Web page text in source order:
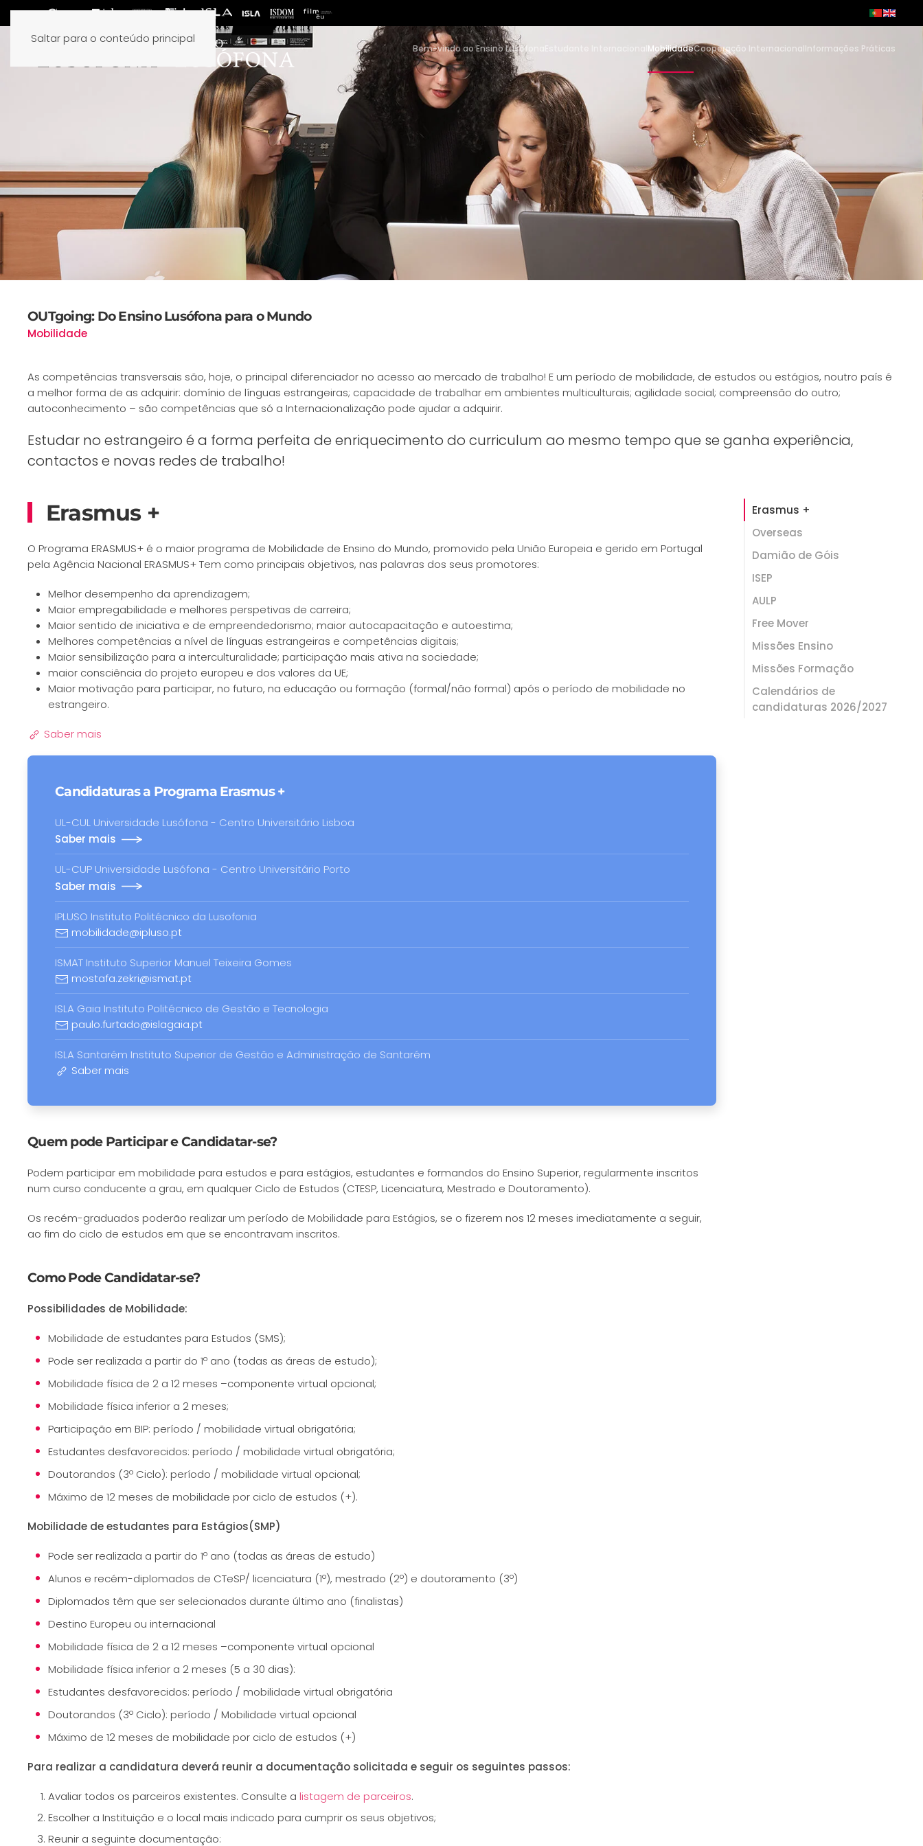
Saltar para o conteúdo principal
Bem-vindo ao Ensino Lusófona MobilidadeCooperação InternacionalInformações Práticas
OUTgoing: Do Ensino Lusófona para o Mundo
Mobilidade
As competências transversais são, hoje, o principal diferenciador no acesso ao mercado de trabalho! E um período de mobilidade, de estudos ou estágios, noutro país é
a melhor forma de as adquirir: domínio de línguas estrangeiras; capacidade de trabalhar em ambientes multiculturais; agilidade social; compreensão do outro;
autoconhecimento – são competências que só a Internacionalização pode ajudar a adquirir.
Estudar no estrangeiro é a forma perfeita de enriquecimento do curriculum ao mesmo tempo que se ganha experiência,
contactos e novas redes de trabalho!
Erasmus +
Overseas
Damião de Góis
ISEP
AULP
Free Mover
Missões Ensino
Missões Formação
Calendários de
candidaturas 2026/2027
Erasmus +
O Programa ERASMUS+ é o maior programa de Mobilidade de Ensino do Mundo, promovido pela União Europeia e gerido em Portugal
pela Agência Nacional ERASMUS+ Tem como principais objetivos, nas palavras dos seus promotores:
Melhor desempenho da aprendizagem;
Maior empregabilidade e melhores perspetivas de carreira;
Maior sentido de iniciativa e de empreendedorismo; maior autocapacitação e autoestima;
Melhores competências a nível de línguas estrangeiras e competências digitais;
Maior sensibilização para a interculturalidade; participação mais ativa na sociedade;
maior consciência do projeto europeu e dos valores da UE;
Maior motivação para participar, no futuro, na educação ou formação (formal/não formal) após o período de mobilidade no
estrangeiro.
Saber mais
Candidaturas a Programa Erasmus +
UL-CUL Universidade Lusófona - Centro Universitário Lisboa
Saber mais
UL-CUP Universidade Lusófona - Centro Universitário Porto
Saber mais
IPLUSO Instituto Politécnico da Lusofonia
mobilidade@ipluso.pt
ISMAT Instituto Superior Manuel Teixeira Gomes
mostafa.zekri@ismat.pt
ISLA Gaia Instituto Politécnico de Gestão e Tecnologia
paulo.furtado@islagaia.pt
ISLA Santarém Instituto Superior de Gestão e Administração de Santarém
Saber mais
Quem pode Participar e Candidatar-se?
Podem participar em mobilidade para estudos e para estágios, estudantes e formandos do Ensino Superior, regularmente inscritos
num curso conducente a grau, em qualquer Ciclo de Estudos (CTESP, Licenciatura, Mestrado e Doutoramento).
Os recém-graduados poderão realizar um período de Mobilidade para Estágios, se o fizerem nos 12 meses imediatamente a seguir,
ao fim do ciclo de estudos em que se encontravam inscritos.
Como Pode Candidatar-se?
Possibilidades de Mobilidade:
Mobilidade de estudantes para Estudos (SMS);
Pode ser realizada a partir do 1º ano (todas as áreas de estudo);
Mobilidade física de 2 a 12 meses –componente virtual opcional;
Mobilidade física inferior a 2 meses;
Participação em BIP: período / mobilidade virtual obrigatória;
Estudantes desfavorecidos: período / mobilidade virtual obrigatória;
Doutorandos (3º Ciclo): período / mobilidade virtual opcional;
Máximo de 12 meses de mobilidade por ciclo de estudos (+).
Mobilidade de estudantes para Estágios(SMP)
Pode ser realizada a partir do 1º ano (todas as áreas de estudo)
Alunos e recém-diplomados de CTeSP/ licenciatura (1º), mestrado (2º) e doutoramento (3º)
Diplomados têm que ser selecionados durante último ano (finalistas)
Destino Europeu ou internacional
Mobilidade física de 2 a 12 meses –componente virtual opcional
Mobilidade física inferior a 2 meses (5 a 30 dias):
Estudantes desfavorecidos: período / mobilidade virtual obrigatória
Doutorandos (3º Ciclo): período / Mobilidade virtual opcional
Máximo de 12 meses de mobilidade por ciclo de estudos (+)
Para realizar a candidatura deverá reunir a documentação solicitada e seguir os seguintes passos:
Avaliar todos os parceiros existentes. Consulte a listagem de parceiros.
Escolher a Instituição e o local mais indicado para cumprir os seus objetivos;
Reunir a seguinte documentação: